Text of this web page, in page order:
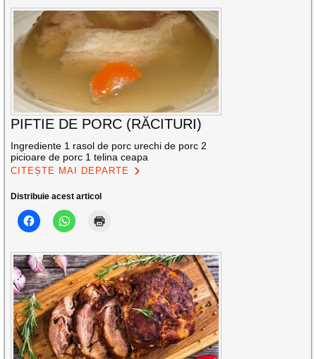
PIFTIE DE PORC (RĂCITURI)
Ingrediente 1 rasol de porc urechi de porc 2
picioare de porc 1 telina ceapa
CITEȘTE MAI DEPARTE
Distribuie acest articol